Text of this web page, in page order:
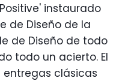
instaurado
de Diseño de la
de Diseño de todo
todo un acierto. El
clásicas